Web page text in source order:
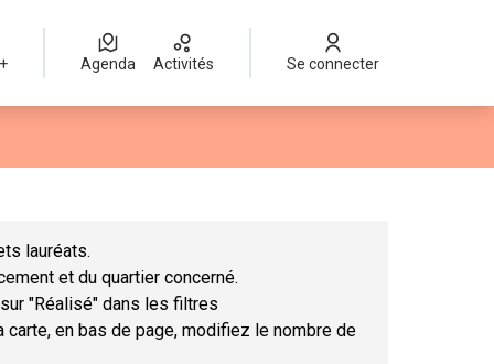
Agenda Activités Se connecter
lauréats.
et du quartier concerné.
"Réalisé" dans les filtres
en bas de page, modifiez le nombre de